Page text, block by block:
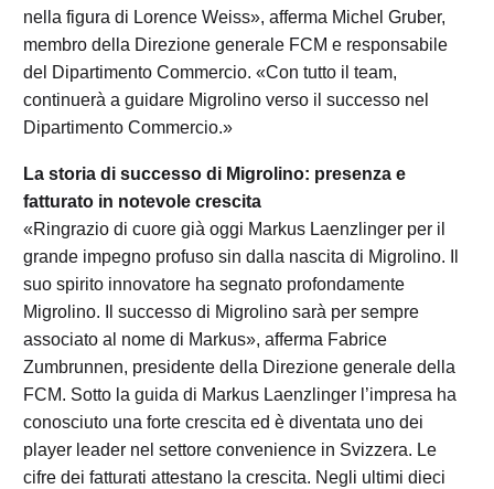
nella figura di Lorence Weiss», afferma Michel Gruber,
membro della Direzione generale FCM e responsabile
del Dipartimento Commercio. «Con tutto il team,
continuerà a guidare Migrolino verso il successo nel
Dipartimento Commercio.»
La storia di successo di Migrolino: presenza e
fatturato in notevole crescita
«Ringrazio di cuore già oggi Markus Laenzlinger per il
grande impegno profuso sin dalla nascita di Migrolino. Il
suo spirito innovatore ha segnato profondamente
Migrolino. Il successo di Migrolino sarà per sempre
associato al nome di Markus», afferma Fabrice
Zumbrunnen, presidente della Direzione generale della
FCM. Sotto la guida di Markus Laenzlinger l’impresa ha
conosciuto una forte crescita ed è diventata uno dei
player leader nel settore convenience in Svizzera. Le
cifre dei fatturati attestano la crescita. Negli ultimi dieci